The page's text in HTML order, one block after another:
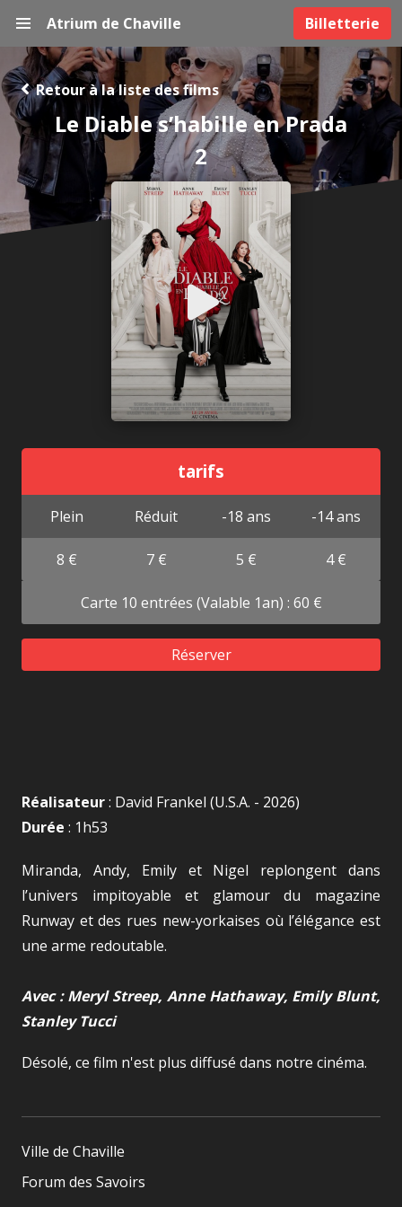
Atrium de Chaville Billetterie
Retour à la liste des films
Le Diable s’habille en Prada
2
tarifs
Plein Réduit -18 ans -14 ans
8 € 7 € 5 € 4 €
Carte 10 entrées (Valable 1an) : 60 €
Réserver
Réalisateur: David Frankel (U.S.A. - 2026)
Durée : 1h53
Miranda, Andy, Emily et Nigel replongent dans
l’univers impitoyable et glamour du magazine
Runway et des rues new-yorkaises où l’élégance est
une arme redoutable.
Avec : Meryl Streep, Anne Hathaway, Emily Blunt,
Stanley Tucci
Désolé, ce film n'est plus diffusé dans notre cinéma.
Ville de Chaville
Forum des Savoirs